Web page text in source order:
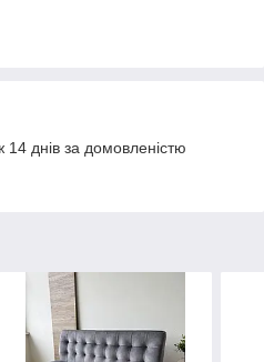
днів за домовленістю